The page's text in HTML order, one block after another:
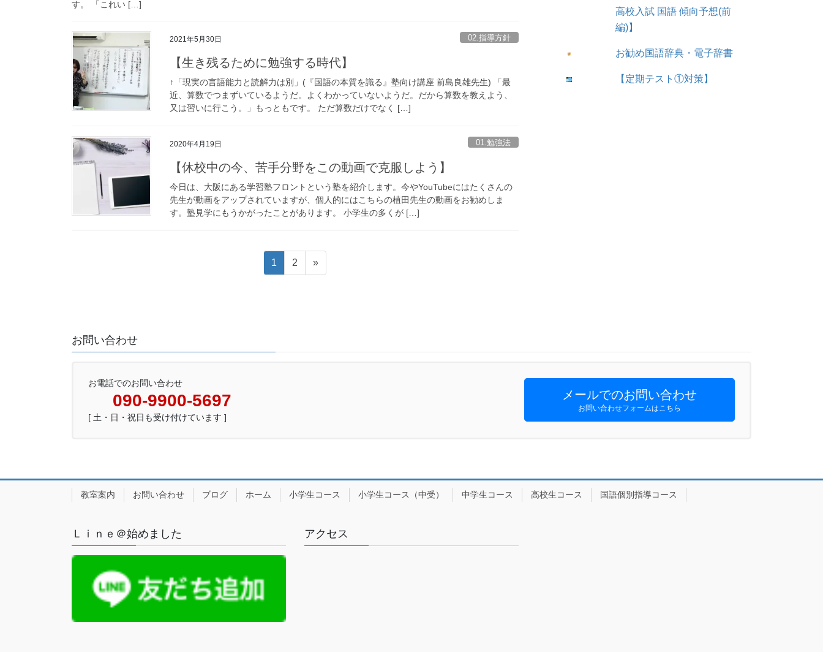
す。 「これい […]
2021年5月30日 02.指導方針
【生き残るために勉強する時代】
↑「現実の言語能力と読解力は別」(『国語の本質を識る』塾向け講座 前島良雄先生) 「最
近、算数でつまずいているようだ。よくわかっていないようだ。だから算数を教えよう、
又は習いに行こう。」もっともです。 ただ算数だけでなく […]
2020年4月19日 01.勉強法
【休校中の今、苦手分野をこの動画で克服しよう】
今日は、大阪にある学習塾フロントという塾を紹介します。今やYouTubeにはたくさんの
先生が動画をアップされていますが、個人的にはこちらの植田先生の動画をお勧めしま
す。塾見学にもうかがったことがあります。 小学生の多くが […]
ー
固
定
1
固
定
2 »
高校入試 国語 傾向予想(前
編)】
お勧め国語辞典・電子辞書
【定期テスト①対策】
お問い合わせ
お電話でのお問い合わせ
090-9900-5697
[ 土・日・祝日も受け付けています ]
メールでのお問い合わせ
お問い合わせフォームはこちら
教室案内 お問い合わせ ブログ ホーム 小学生コース 小学生コース（中受） 中学生コース 高校生コース 国語個別指導コース
Ｌｉｎｅ＠始めました アクセス